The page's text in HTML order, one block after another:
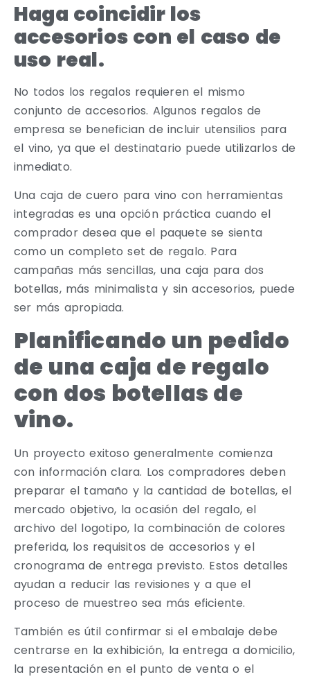
Haga coincidir los
accesorios con el caso de
uso real.
No todos los regalos requieren el mismo
conjunto de accesorios. Algunos regalos de
empresa se benefician de incluir utensilios para
el vino, ya que el destinatario puede utilizarlos de
inmediato.
Una caja de cuero para vino con herramientas
integradas es una opción práctica cuando el
comprador desea que el paquete se sienta
como un completo set de regalo. Para
campañas más sencillas, una caja para dos
botellas, más minimalista y sin accesorios, puede
ser más apropiada.
Planificando un pedido
de una caja de regalo
con dos botellas de
vino.
Un proyecto exitoso generalmente comienza
con información clara. Los compradores deben
preparar el tamaño y la cantidad de botellas, el
mercado objetivo, la ocasión del regalo, el
archivo del logotipo, la combinación de colores
preferida, los requisitos de accesorios y el
cronograma de entrega previsto. Estos detalles
ayudan a reducir las revisiones y a que el
proceso de muestreo sea más eficiente.
También es útil confirmar si el embalaje debe
centrarse en la exhibición, la entrega a domicilio,
la presentación en el punto de venta o el